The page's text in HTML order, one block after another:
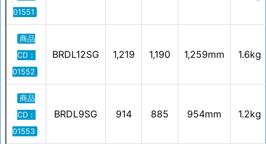
01551
商品
CD：
01552
BRDL12SG 1,219 1,190 1,259mm 1.6kg
商品
CD：
01553
BRDL9SG 914 885 954mm 1.2kg